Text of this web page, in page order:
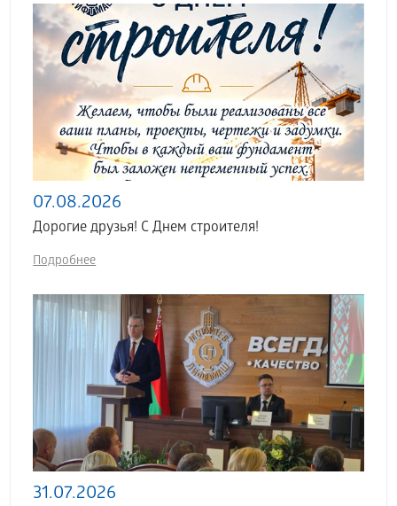
07.08.2026
Дорогие друзья! С Днем строителя!
Подробнее
31.07.2026